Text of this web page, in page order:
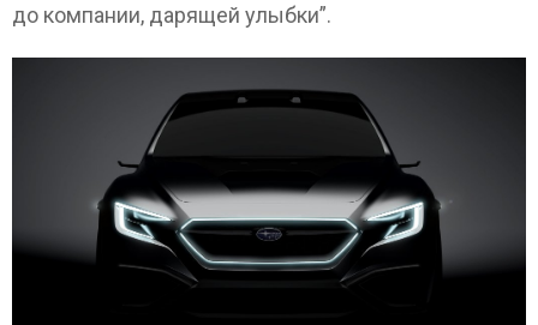
до компании, дарящей улыбки”.